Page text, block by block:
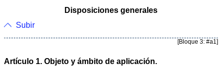
Disposiciones generales
Subir
[Bloque 3: #a1]
Artículo 1. Objeto y ámbito de aplicación.